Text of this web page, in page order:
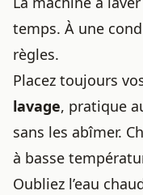
temps. À une
règles.
Placez toujours
lavage, pratique
sans les abîmer.
à basse
Oubliez l’eau